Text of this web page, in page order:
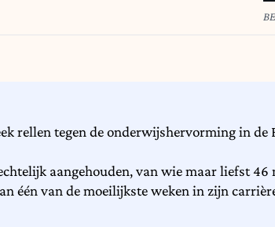
rellen tegen de onderwijshervorming in de
aangehouden, van wie maar liefst 46
één van de moeilijkste weken in zijn